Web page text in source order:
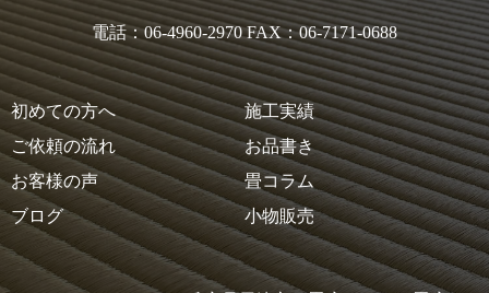
電話：06-4960-2970 FAX：06-7171-0688
初めての方へ
施工実績
ご依頼の流れ
お品書き
お客様の声
畳コラム
ブログ
小物販売